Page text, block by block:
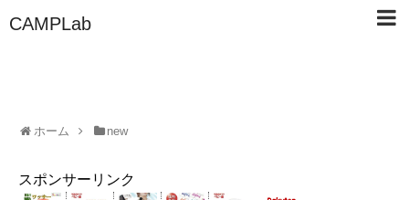
CAMPLab
ホーム new
スポンサーリンク